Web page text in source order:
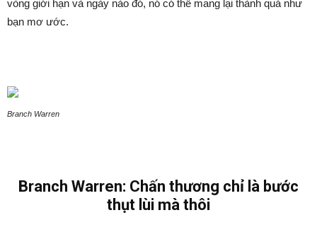
vòng giới hạn và ngày nào đó, nó có thể mang lại thành quả như
bạn mơ ước.
Branch Warren
Branch Warren: Chấn thương chỉ là bước
thụt lùi mà thôi